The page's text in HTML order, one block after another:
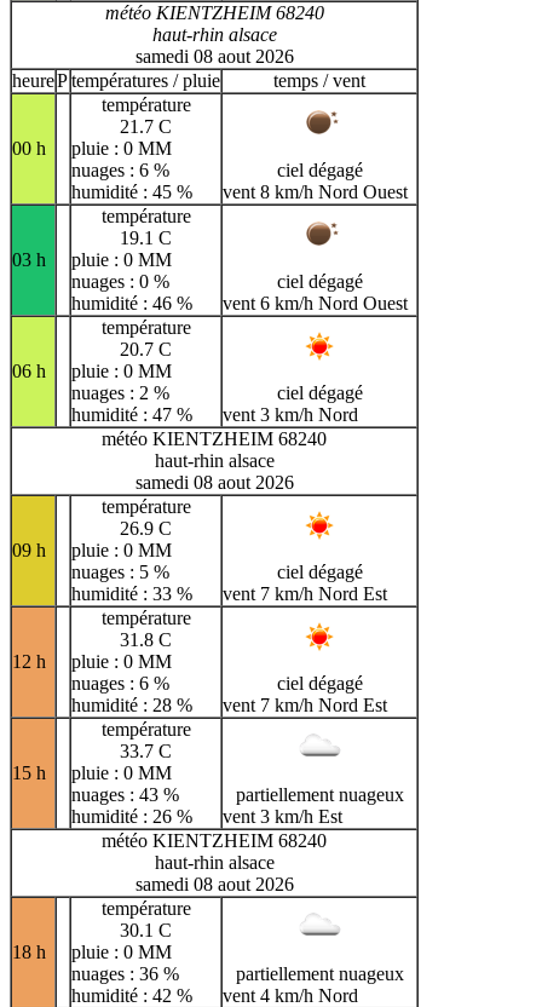
météo KIENTZHEIM 68240
haut-rhin alsace
samedi 08 aout 2026
heurePtempératures / pluie temps / vent
00 h
température
21.7 C
pluie : 0 MM
nuages : 6 %
humidité : 45 %
ciel dégagé
vent 8 km/h Nord Ouest
03 h
température
19.1 C
pluie : 0 MM
nuages : 0 %
humidité : 46 %
ciel dégagé
vent 6 km/h Nord Ouest
06 h
température
20.7 C
pluie : 0 MM
nuages : 2 %
humidité : 47 %
ciel dégagé
vent 3 km/h Nord
météo KIENTZHEIM 68240
haut-rhin alsace
samedi 08 aout 2026
09 h
température
26.9 C
pluie : 0 MM
nuages : 5 %
humidité : 33 %
ciel dégagé
vent 7 km/h Nord Est
12 h
température
31.8 C
pluie : 0 MM
nuages : 6 %
humidité : 28 %
ciel dégagé
vent 7 km/h Nord Est
15 h
température
33.7 C
pluie : 0 MM
nuages : 43 %
humidité : 26 %
partiellement nuageux
vent 3 km/h Est
météo KIENTZHEIM 68240
haut-rhin alsace
samedi 08 aout 2026
18 h
température
30.1 C
pluie : 0 MM
nuages : 36 %
humidité : 42 %
partiellement nuageux
vent 4 km/h Nord